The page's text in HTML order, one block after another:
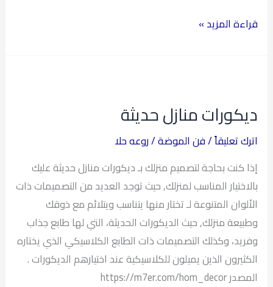
قراءة المزيد »
ديكورات منازل حديثة
اترك تعليقاً/فن الموضة/روعه حلا
إذا كنت بحاجة لتصميم منزلك بـ ديكورات منازل حديثة عليك
بالاختيار المناسب لمنزلك, حيث توجد العديد من التصميمات ذات
الألوان المتنوعة لـ تختار منها يتناسب ويتلائم مع ذوقك
وطبيعة منزلك, حيث الديكورات الحديثة، التي لها طابع جذاب
وفريد، وكذلك التصميمات ذات الطابع الكلاسيكي الذي يختاره
الكثيرون الذين يميلون للكلاسيكية عند اختيارهم الديكورات .
المصدر https://m7er.com/hom_decor
حديثة